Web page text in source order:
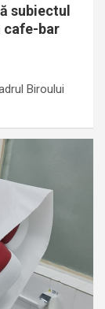
subiectul
cafe-bar
Biroului